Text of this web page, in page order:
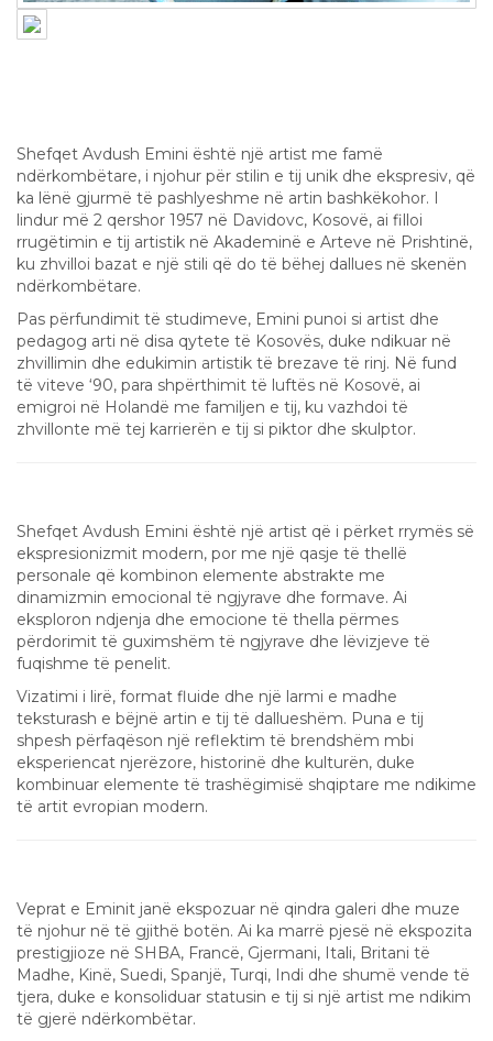
Shefqet Avdush Emini është një artist me famë
ndërkombëtare, i njohur për stilin e tij unik dhe ekspresiv, që
ka lënë gjurmë të pashlyeshme në artin bashkëkohor. I
lindur më 2 qershor 1957 në Davidovc, Kosovë, ai filloi
rrugëtimin e tij artistik në Akademinë e Arteve në Prishtinë,
ku zhvilloi bazat e një stili që do të bëhej dallues në skenën
ndërkombëtare.
Pas përfundimit të studimeve, Emini punoi si artist dhe
pedagog arti në disa qytete të Kosovës, duke ndikuar në
zhvillimin dhe edukimin artistik të brezave të rinj. Në fund
të viteve ‘90, para shpërthimit të luftës në Kosovë, ai
emigroi në Holandë me familjen e tij, ku vazhdoi të
zhvillonte më tej karrierën e tij si piktor dhe skulptor.
Shefqet Avdush Emini është një artist që i përket rrymës së
ekspresionizmit modern, por me një qasje të thellë
personale që kombinon elemente abstrakte me
dinamizmin emocional të ngjyrave dhe formave. Ai
eksploron ndjenja dhe emocione të thella përmes
përdorimit të guximshëm të ngjyrave dhe lëvizjeve të
fuqishme të penelit.
Vizatimi i lirë, format fluide dhe një larmi e madhe
teksturash e bëjnë artin e tij të dallueshëm. Puna e tij
shpesh përfaqëson një reflektim të brendshëm mbi
eksperiencat njerëzore, historinë dhe kulturën, duke
kombinuar elemente të trashëgimisë shqiptare me ndikime
të artit evropian modern.
Veprat e Eminit janë ekspozuar në qindra galeri dhe muze
të njohur në të gjithë botën. Ai ka marrë pjesë në ekspozita
prestigjioze në SHBA, Francë, Gjermani, Itali, Britani të
Madhe, Kinë, Suedi, Spanjë, Turqi, Indi dhe shumë vende të
tjera, duke e konsoliduar statusin e tij si një artist me ndikim
të gjerë ndërkombëtar.